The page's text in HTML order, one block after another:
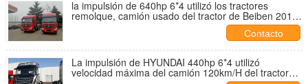
la impulsión de 640hp 6*4 utilizó los tractores
remolque, camión usado del tractor de Beiben 2012
Contacto
La impulsión de HYUNDAI 440hp 6*4 utilizó
velocidad máxima del camión 120km/H del tractor